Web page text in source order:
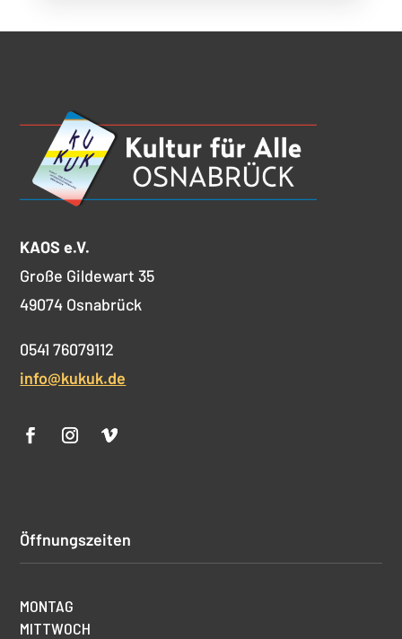
KAOS e.V.
Große Gildewart 35
49074 Osnabrück
0541 76079112
info@kukuk.de
Öffnungszeiten
MONTAG
MITTWOCH